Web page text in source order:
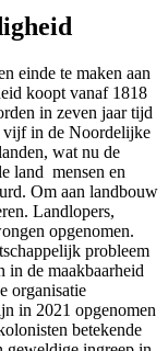
einde te maken aan
koopt vanaf 1818
in zeven jaar tijd
vijf in de Noordelijke
wat nu de
land mensen en
Om aan landbouw
Landlopers,
opgenomen.
probleem
in de maakbaarheid
organisatie
in 2021 opgenomen
betekende